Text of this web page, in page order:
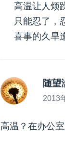
高温让人烦
只能忍了，
喜事的久旱
随望
2013
高温？在办公